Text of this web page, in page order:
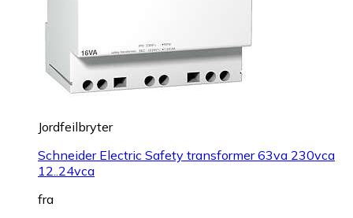
Jordfeilbryter
Schneider Electric Safety transformer 63va 230vca
12..24vca
fra